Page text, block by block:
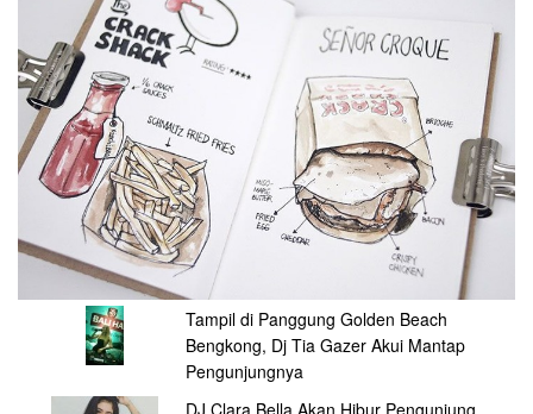
Tampil di Panggung Golden Beach
Bengkong, Dj Tia Gazer Akui Mantap
Pengunjungnya